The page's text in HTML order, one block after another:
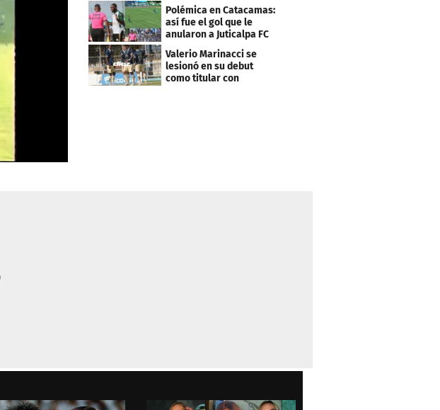
Estrella Roja-Olancho
Polémica en Catacamas:
así fue el gol que le
anularon a Juticalpa FC
ante Motagua
Valerio Marinacci se
lesionó en su debut
como titular con